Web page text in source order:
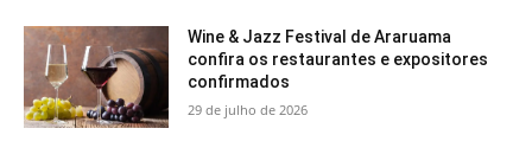
Wine & Jazz Festival de Araruama
confira os restaurantes e expositores
confirmados
29 de julho de 2026